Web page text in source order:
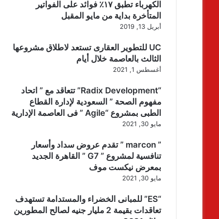
الكهرباء تطبق ١٧٪ فوائد على الفواتير
المتأخرة بداية من مايو المقبل
أبريل 13, 2019
UC للتطوير العقارى تستعد لاطلاق مشروعها
الثالث بالعاصمة خلال أيام
أغسطس 1, 2021
“Radix Development” تتعاقد مع ” اتحاد
مفهوم الصحة ” السعودية لإدارة القطاع
الطبى بمشروع “Agile ” فى العاصمة الإدارية
مايو 30, 2021
” marcon ” تقدم عروض سداد وأسعار
تنافسية لمشروع ” G7 ” القاهرة الجديد
بمعرض نيكست موف
مايو 30, 2021
“ES” للمبانى الخضراء والمستدامة تستهدف
تعاقدات بقيمة 2 مليار جنيه لصالح المطورين